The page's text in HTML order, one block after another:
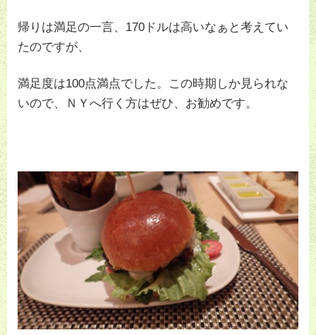
帰りは満足の一言、170ドルは高いなぁと考えてい
たのですが、
満足度は100点満点でした。この時期しか見られな
いので、ＮＹへ行く方はぜひ、お勧めです。